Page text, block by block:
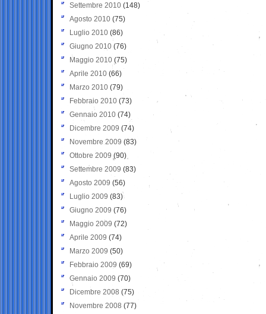
Settembre 2010 (148)
Agosto 2010 (75)
Luglio 2010 (86)
Giugno 2010 (76)
Maggio 2010 (75)
Aprile 2010 (66)
Marzo 2010 (79)
Febbraio 2010 (73)
Gennaio 2010 (74)
Dicembre 2009 (74)
Novembre 2009 (83)
Ottobre 2009 (90)
Settembre 2009 (83)
Agosto 2009 (56)
Luglio 2009 (83)
Giugno 2009 (76)
Maggio 2009 (72)
Aprile 2009 (74)
Marzo 2009 (50)
Febbraio 2009 (69)
Gennaio 2009 (70)
Dicembre 2008 (75)
Novembre 2008 (77)